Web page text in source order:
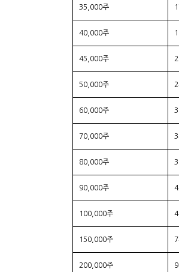
35,000주
40,000주
45,000주
50,000주
60,000주
70,000주
80,000주
90,000주
100,000주
150,000주
200,000주